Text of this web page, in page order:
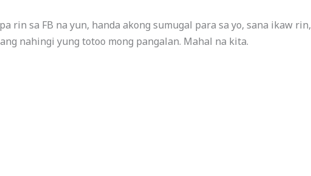
rin sa FB na yun, handa akong sumugal para sa yo, sana ikaw rin,
nahingi yung totoo mong pangalan. Mahal na kita.